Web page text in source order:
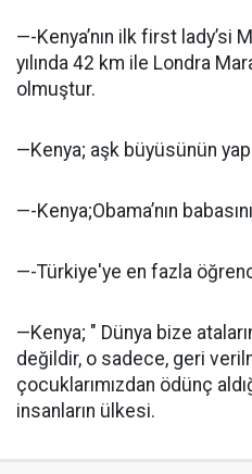
—-Kenya’nın ilk first lady’si
yılında 42 km ile Londra
olmuştur.
—Kenya; aşk büyüsünün
—-Kenya;Obama’nın
—-Türkiye'ye en fazla
—Kenya; " Dünya bize
değildir, o sadece, geri
çocuklarımızdan ödünç
insanların ülkesi.